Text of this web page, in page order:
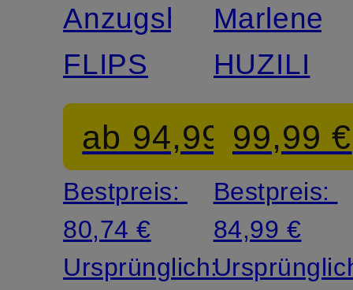
Anzugshose
FLIPS
ab 94,99 €
Bestpreis:
80,74 €
Ursprünglich:
HUZILI
99,99 €
Bestpreis:
84,99 €